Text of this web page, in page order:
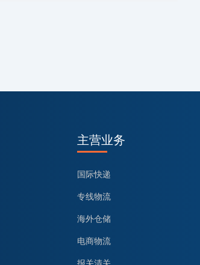
主营业务
国际快递
专线物流
海外仓储
电商物流